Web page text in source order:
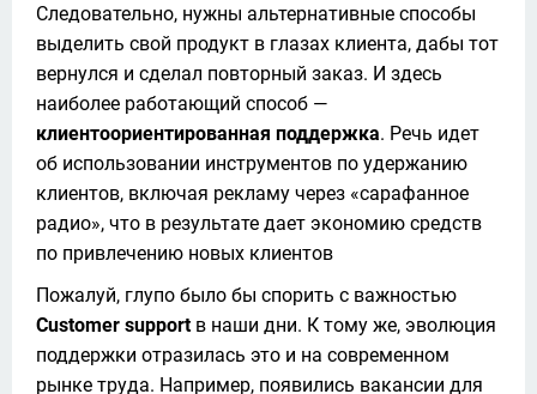
Следовательно, нужны альтернативные способы
выделить свой продукт в глазах клиента, дабы тот
вернулся и сделал повторный заказ. И здесь
наиболее работающий способ —
клиентоориентированная поддержка. Речь идет
об использовании инструментов по удержанию
клиентов, включая рекламу через «сарафанное
радио», что в результате дает экономию средств
по привлечению новых клиентов
Customer support в наши дни. К тому же, эволюция
поддержки отразилась это и на современном
рынке труда. Например, появились вакансии для